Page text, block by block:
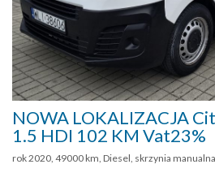
NOWA LOKALIZACJA
1.5 HDI 102 KM Vat23%
rok 2020, 49000 km, Diesel, skrzynia manualna